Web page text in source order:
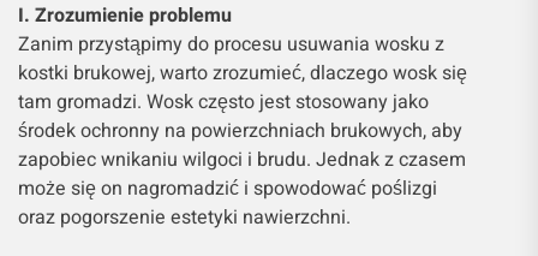
I. Zrozumienie problemu
Zanim przystąpimy do procesu usuwania wosku z
kostki brukowej, warto zrozumieć, dlaczego wosk się
tam gromadzi. Wosk często jest stosowany jako
środek ochronny na powierzchniach brukowych, aby
zapobiec wnikaniu wilgoci i brudu. Jednak z czasem
może się on nagromadzić i spowodować poślizgi
oraz pogorszenie estetyki nawierzchni.